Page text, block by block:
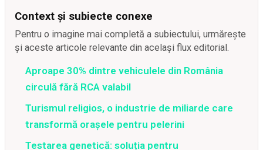
Context și subiecte conexe
Pentru o imagine mai completă a subiectului, urmărește
și aceste articole relevante din același flux editorial.
Aproape 30% dintre vehiculele din România
circulă fără RCA valabil
Turismul religios, o industrie de miliarde care
transformă orașele pentru pelerini
Testarea genetică: soluția pentru